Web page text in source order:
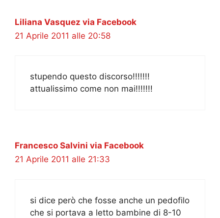
Liliana Vasquez via Facebook
21 Aprile 2011 alle 20:58
stupendo questo discorso!!!!!!!
attualissimo come non mai!!!!!!!
Francesco Salvini via Facebook
21 Aprile 2011 alle 21:33
si dice però che fosse anche un pedofilo
che si portava a letto bambine di 8-10